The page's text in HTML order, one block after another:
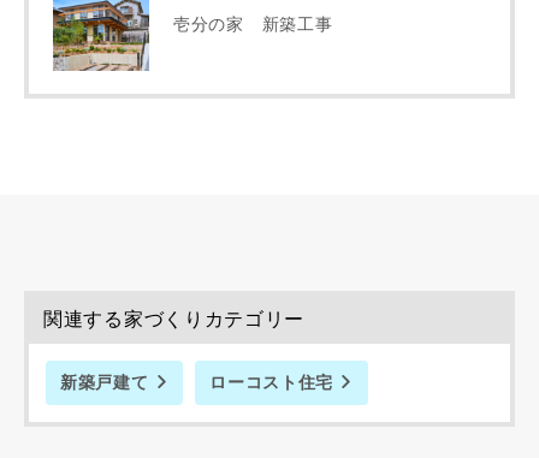
壱分の家 新築工事
関連する家づくりカテゴリー
新築戸建て ローコスト住宅